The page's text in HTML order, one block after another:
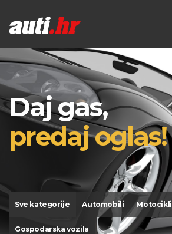
Daj gas,
predaj oglas!
Sve kategorije Automobili Motocikli
Gospodarska vozila